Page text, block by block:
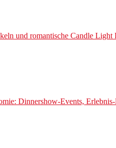
und romantische Candle
Dinnershow-Events,